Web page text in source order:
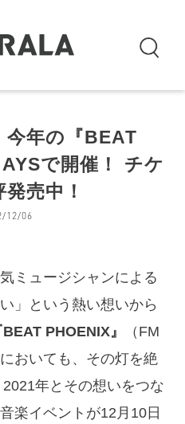
今年の『BEAT
で開催！ チケ
売中！
12/06
ミュージシャンによる
」という熱い想いから
BEAT PHOENIX』
（FM
おいても、その灯を絶
年とその想いをつな
楽イベントが12月10日